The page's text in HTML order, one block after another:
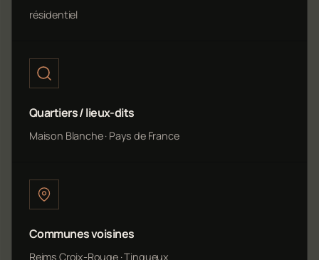
résidentiel
Quartiers / lieux-dits
Maison Blanche · Pays de France
Communes voisines
Reims Croix-Rouge · Tinqueux